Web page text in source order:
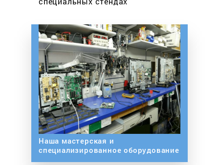
Наша мастерская и
специализированное оборудование